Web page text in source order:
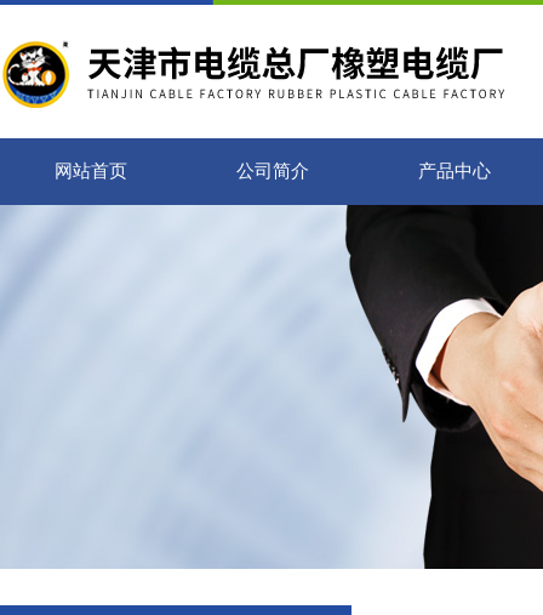
网站首页 公司简介 产品中心